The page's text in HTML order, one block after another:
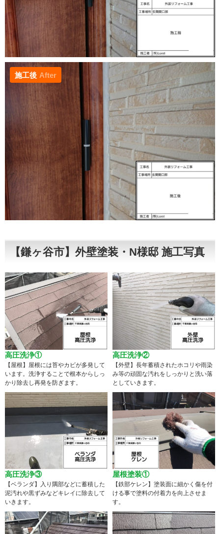
施工後 After
【鎌ヶ谷市】外壁塗装・N様邸 施工写真
高圧洗浄①
【屋根】屋根には苔やカビが多発して
います。洗浄することで根本からしっ
かり除去し再発を防ぎます。
高圧洗浄②
【外壁】長年蓄積されたホコリや雨染
み等の頑固な汚れをしっかりと洗い落
としていきます。
高圧洗浄③
【ベランダ】入り隅部などに蓄積した
泥汚れや黒ずみなどキレイに除去して
いきます。
屋根塗装①
【鉄部ケレン】塗装面に細かく傷を付
ける事で塗料の付着力を向上させま
す。